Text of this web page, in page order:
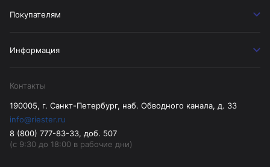
Покупателям
Информация
Контакты
190005, г. Санкт-Петербург, наб. Обводного канала, д. 33
info@riester.ru
8 (800) 777-83-33, доб. 507
(с 9:30 до 18:00 в рабочие дни)